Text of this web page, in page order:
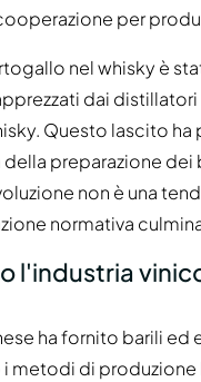
per
nel whisky è
dai
Questo lascito
preparazione
non è una
normativa
l'industria
ha fornito barili ed
metodi di produzione